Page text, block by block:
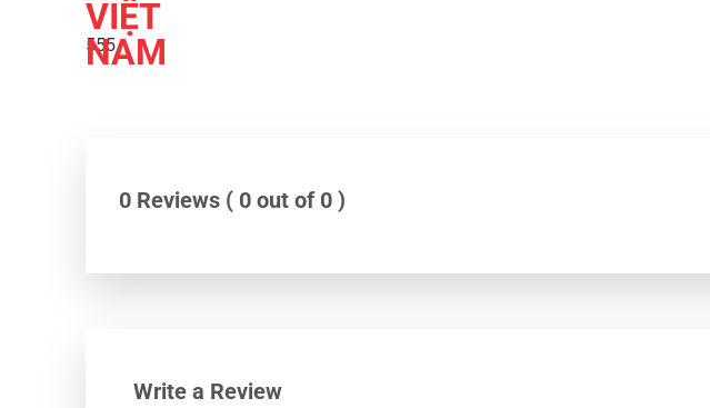
555
0 Reviews ( 0 out of 0 )
Write a Review